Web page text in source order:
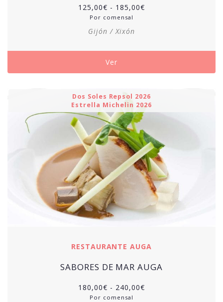
125,00€ - 185,00€Rango
hasta
Por comensal
Gijón / Xixón
Ver
Dos Soles Repsol 2026
Estrella Michelin 2026
RESTAURANTE AUGA
SABORES DE MAR AUGA
180,00€ - 240,00€Rango
Por comensal